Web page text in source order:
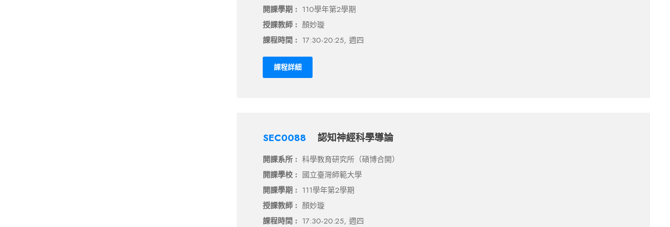
開課學期 : 110學年第2學期
授課教師 : 顏妙璇
課程時間 : 17:30-20:25, 週四
課程詳細
SEC0088 認知神經科學導論
開課系所 : 科學教育研究所（碩博合開）
開課學校 : 國立臺灣師範大學
開課學期 : 111學年第2學期
授課教師 : 顏妙璇
課程時間 : 17:30-20:25, 週四